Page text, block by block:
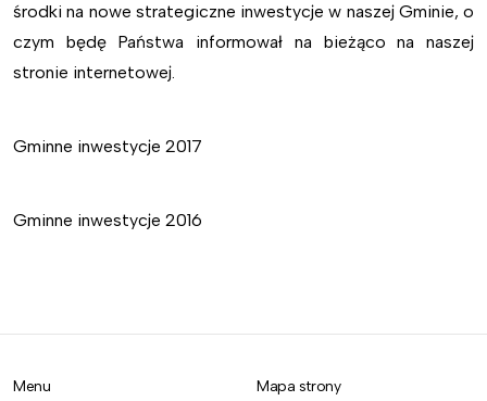
środki na nowe strategiczne inwestycje w naszej Gminie, o
czym będę Państwa informował na bieżąco na naszej
stronie internetowej.
Gminne inwestycje 2017
Gminne inwestycje 2016
Menu Mapa strony